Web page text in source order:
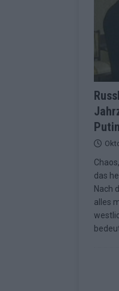
das
Nach
alles